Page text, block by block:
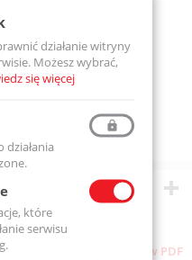
Pobierz stronę w PDF
działanie witryny
Możesz wybrać,
się więcej
działania
które
serwisu